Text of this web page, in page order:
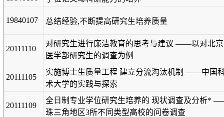
19840107 总结经验,不断提高研究生培养质量
20111110
对研究生进行廉洁教育的思考与建议 ——以对北
医学部研究生的调查为例
20111105
实施博士生质量工程 建立分流淘汰机制 ——中国
术大学的实践与探索
20111109
全日制专业学位研究生培养的 现状调查及分析*
珠三角地区3所不同类型高校的问卷调查